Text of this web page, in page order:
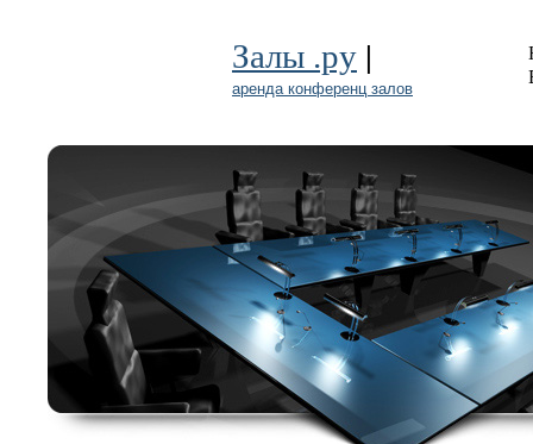
Залы .ру |
аренда конференц залов